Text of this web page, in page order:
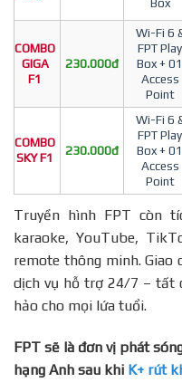
COMBO
GIGA
F1
230.000đ
Wi-Fi 6
FPT Play
Box + 01
Access
Point
COMBO
SKY F1
230.000đ
Wi-Fi 6
FPT Play
Box + 01
Access
Point
Truyền hình FPT còn
karaoke, YouTube,
remote thông minh.
dịch vụ hỗ trợ 24/7 – tất
hảo cho mọi lứa tuổi.
FPT sẽ là đơn vị phát
hạng Anh sau khi K+ rút